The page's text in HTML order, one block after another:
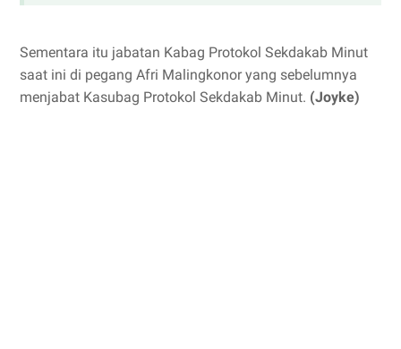
Sementara itu jabatan Kabag Protokol Sekdakab Minut
saat ini di pegang Afri Malingkonor yang sebelumnya
menjabat Kasubag Protokol Sekdakab Minut. (Joyke)